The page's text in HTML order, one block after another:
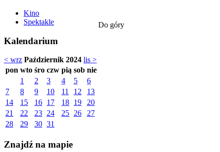
Kino
Spektakle
Kalendarium
< wrz Październik 2024 lis >
pon wto śro czw pią sob nie
1
2 3 4 5
6
7
8 9 10 11 12
13
14
15 16 17 18 19
20
21
22 23 24 25 26
27
28
29 30 31
Znajdź na mapie
Do góry